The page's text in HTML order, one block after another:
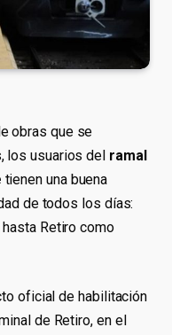
obras que se
los usuarios del ramal
tienen una buena
de todos los días:
Retiro como
oficial de habilitación
de Retiro, en el